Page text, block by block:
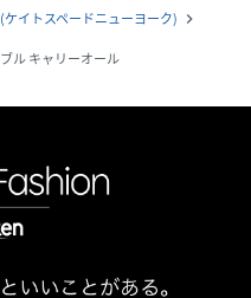
イトスペードニューヨーク) navigate_next
ル キャリーオール